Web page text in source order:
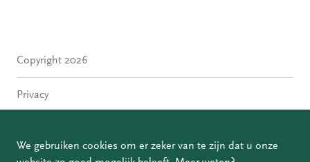
We gebruiken cookies om er zeker van te zijn dat u onze
Molenlanden
Papendrecht
Gorinchem
Copyright 2026
Privacy